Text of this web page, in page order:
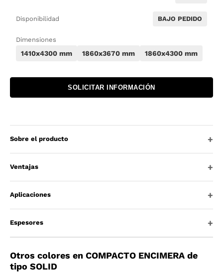
Disponibilidad BAJO PEDIDO
Dimensiones
1410x4300 mm 1860x3670 mm 1860x4300 mm
SOLICITAR INFORMACIÓN
Sobre el producto
Ventajas
Aplicaciones
Espesores
Otros colores en COMPACTO ENCIMERA de
tipo SOLID